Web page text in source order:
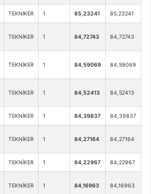
TEKNİKER 1 85,23241 85,23241
TEKNİKER 1 84,72743 84,72743
TEKNİKER 1 84,59069 84,59069
TEKNİKER 1 84,52413 84,52413
TEKNİKER 1 84,39837 84,39837
TEKNİKER 1 84,27164 84,27164
TEKNİKER 1 84,22967 84,22967
TEKNİKER 1 84,16963 84,16963